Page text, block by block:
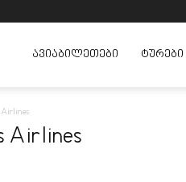
ᲐᲕᲘᲐᲑᲘᲚᲔᲗᲔᲑᲘ ᲢᲣᲠᲔᲑᲘ
Airlines
Airlines